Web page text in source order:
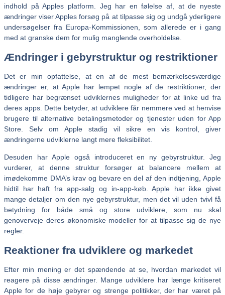
indhold på Apples platform. Jeg har en følelse af, at de nyeste
ændringer viser Apples forsøg på at tilpasse sig og undgå yderligere
undersøgelser fra Europa-Kommissionen, som allerede er i gang
med at granske dem for mulig manglende overholdelse.
Ændringer i gebyrstruktur og restriktioner
Det er min opfattelse, at en af de mest bemærkelsesværdige
ændringer er, at Apple har lempet nogle af de restriktioner, der
tidligere har begrænset udviklernes muligheder for at linke ud fra
deres apps. Dette betyder, at udviklere får nemmere ved at henvise
brugere til alternative betalingsmetoder og tjenester uden for App
Store. Selv om Apple stadig vil sikre en vis kontrol, giver
ændringerne udviklerne langt mere fleksibilitet.
Desuden har Apple også introduceret en ny gebyrstruktur. Jeg
vurderer, at denne struktur forsøger at balancere mellem at
imødekomme DMA’s krav og bevare en del af den indtjening, Apple
hidtil har haft fra app-salg og in-app-køb. Apple har ikke givet
mange detaljer om den nye gebyrstruktur, men det vil uden tvivl få
betydning for både små og store udviklere, som nu skal
genoverveje deres økonomiske modeller for at tilpasse sig de nye
regler.
Reaktioner fra udviklere og markedet
Efter min mening er det spændende at se, hvordan markedet vil
reagere på disse ændringer. Mange udviklere har længe kritiseret
Apple for de høje gebyrer og strenge politikker, der har været på